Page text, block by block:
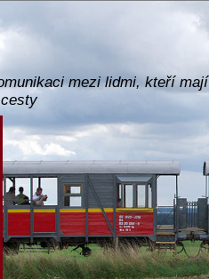
mezi lidmi, kteří mají